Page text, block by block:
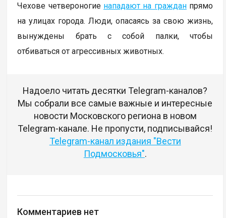
Чехове четвероногие нападают на гражданпрямо
на улицах города. Люди, опасаясь за свою жизнь,
вынуждены брать с собой палки, чтобы
отбиваться от агрессивных животных.
Надоело читать десятки Telegram-каналов?
Мы собрали все самые важные и интересные
новости Московского региона в новом
Telegram-канале. Не пропусти, подписывайся!
Telegram-канал издания "Вести
Подмосковья".
Комментариев нет